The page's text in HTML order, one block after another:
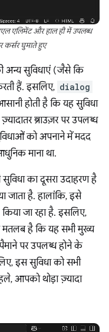
एलिमेंट और हाल ही में उपलब्ध
कर्सर घुमाते हुए
अन्य सुविधाएं (जैसे कि
हैं. इसलिए, dialog
होती है कि यह सुविधा
ब्राउज़र पर उपलब्ध
को अपनाने में मदद
माना था.
का दूसरा उदाहरण है
जाता है. हालांकि, इसे
जा रहा है. इसलिए,
मतलब है कि यह सभी मुख्य
पर उपलब्ध होने के
इस सुविधा को सभी
आपको थोड़ा ज़्यादा